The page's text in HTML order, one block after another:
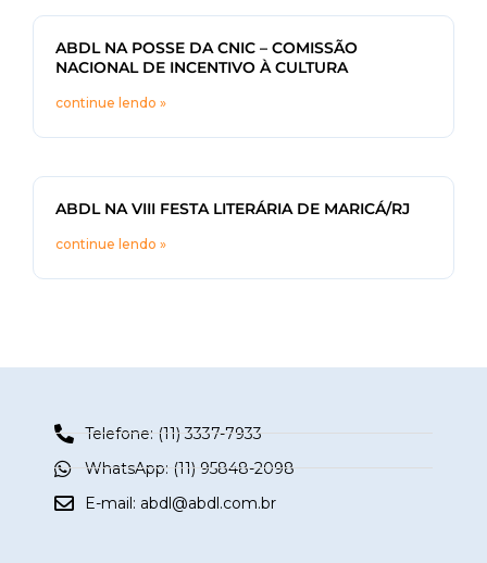
ABDL NA POSSE DA CNIC – COMISSÃO
NACIONAL DE INCENTIVO À CULTURA
continue lendo »
ABDL NA VIII FESTA LITERÁRIA DE MARICÁ/RJ
continue lendo »
Telefone: (11) 3337-7933
WhatsApp: (11) 95848-2098
E-mail: abdl@abdl.com.br